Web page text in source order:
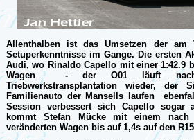
Allenthalben ist das Umsetzen der am
Setuperkenntnisse im Gange. Die ersten
Audi, wo Rinaldo Capello mit einer 1:42.9
Wagen - der O01 läuft nach
Triebwerkstransplantation wieder, der
Familienauto der Mansells laufen
Session verbessert sich Capello sogar
kommt Stefan Mücke mit einem nach
veränderten Wagen bis auf 1,4s auf den